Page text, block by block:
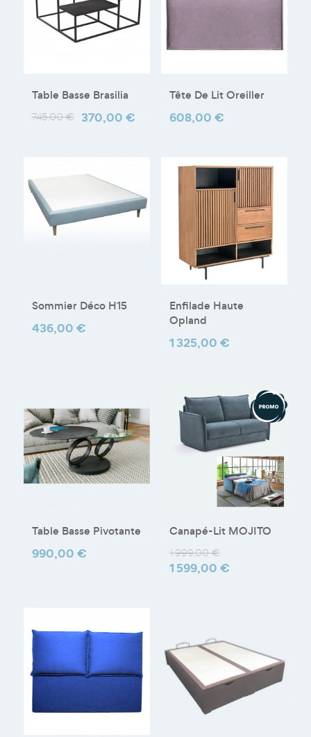
Table Basse Brasilia
Prix
745,00 €
Prix 370,00 €
Tête De Lit Oreiller
Prix
608,00 €
Sommier Déco H15
Prix
436,00 €
Enfilade Haute
Opland
Prix
1 325,00 €
Table Basse Pivotante
Prix
990,00 €
Canapé-Lit MOJITO
Prix
de
1 999,00 €
Prix
1 599,00 €